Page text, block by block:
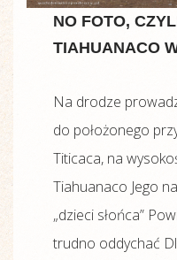
NO FOTO,
TIAHUANACO
Na drodze
do położonego
Titicaca, na
Tiahuanaco Jego
„dzieci słońca”
trudno oddychać